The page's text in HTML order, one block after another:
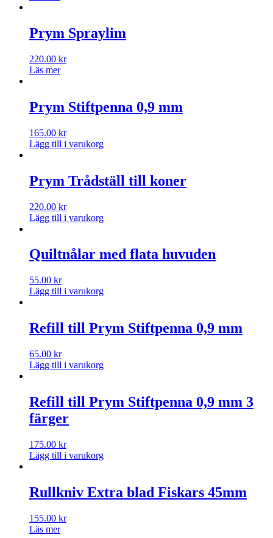
Prym Spraylim
220.00 kr
Läs mer
Prym Stiftpenna 0,9 mm
165.00 kr
Lägg till i varukorg
Prym Trådställ till koner
220.00 kr
Lägg till i varukorg
Quiltnålar med flata huvuden
55.00 kr
Lägg till i varukorg
Refill till Prym Stiftpenna 0,9 mm
65.00 kr
Lägg till i varukorg
Refill till Prym Stiftpenna 0,9 mm 3
färger
175.00 kr
Lägg till i varukorg
Rullkniv Extra blad Fiskars 45mm
155.00 kr
Läs mer